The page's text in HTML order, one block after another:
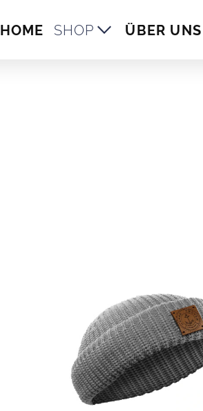
HOME SHOP ÜBER UNS